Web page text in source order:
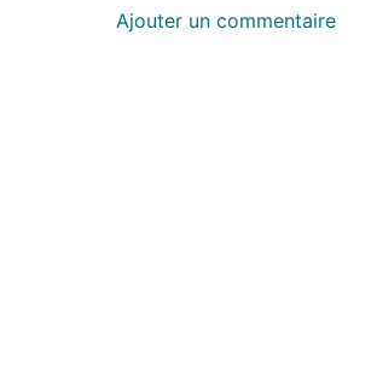
Ajouter un commentaire